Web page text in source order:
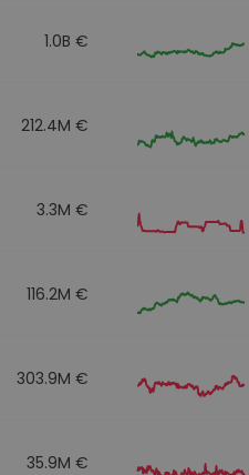
1.0B €
212.4M €
3.3M €
116.2M €
303.9M €
35.9M €